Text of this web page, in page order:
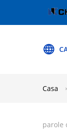
Casa
parole